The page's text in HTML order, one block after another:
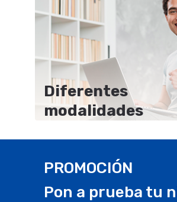
Diferentes
modalidades
PROMOCIÓN
Pon a prueba tu